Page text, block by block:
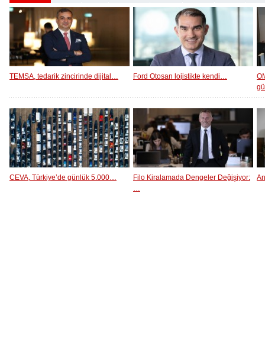
TEMSA, tedarik zincirinde dijital… Ford Otosan lojistikte kendi…
CEVA, Türkiye’de günlük 5.000…
Filo Kiralamada Dengeler Değişiyor:
…